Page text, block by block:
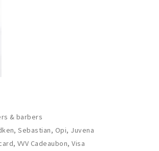
& barbers
Sebastian, Opi, Juvena
VVV Cadeaubon, Visa